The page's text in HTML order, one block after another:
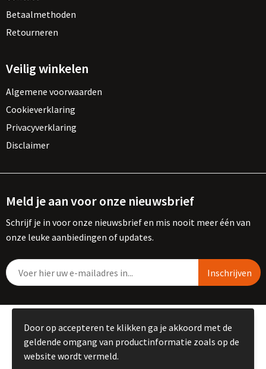
Betaalmethoden
Retourneren
Veilig winkelen
Algemene voorwaarden
Cookieverklaring
Privacyverklaring
Disclaimer
Meld je aan voor onze nieuwsbrief
Schrijf je in voor onze nieuwsbrief en mis nooit meer één van
onze leuke aanbiedingen of updates.
© Copyright Kemme B.V. 2023
Door op accepteren te klikken ga je akkoord met de
geldende omgang van productinformatie zoals op de
website wordt vermeld.